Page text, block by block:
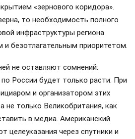
«зернового коридора».
то необходимость полного
инфраструктуры региона
и безотлагательным приоритетом.
не оставляют сомнений:
России будет только расти. При
и организатором этих
только Великобритания, как
в медиа. Американский
целеуказания через спутники и